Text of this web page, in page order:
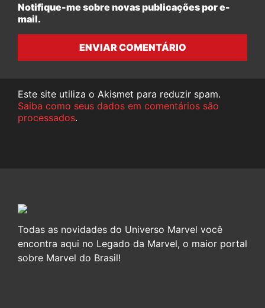
Notifique-me sobre novas publicações por e-
mail.
ENVIAR COMENTÁRIO
Este site utiliza o Akismet para reduzir spam.
Saiba como seus dados em comentários são
processados.
Todas as novidades do Universo Marvel você
encontra aqui no Legado da Marvel, o maior portal
sobre Marvel do Brasil!